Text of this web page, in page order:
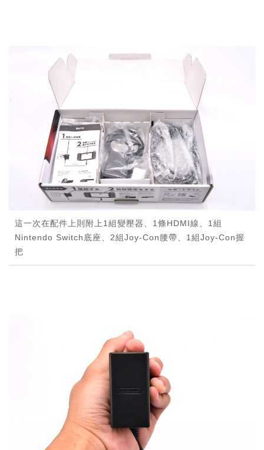
這一次在配件上則附上1組變壓器、1條HDMI線、1組
Nintendo Switch底座、2組Joy-Con腰帶、1組Joy-Con握
把